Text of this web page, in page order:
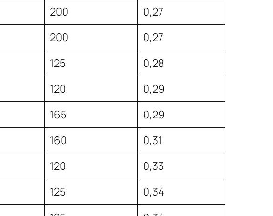
200
0,27
200
0,27
125
0,28
120
0,29
165
0,29
160
0,31
120
0,33
125
0,34